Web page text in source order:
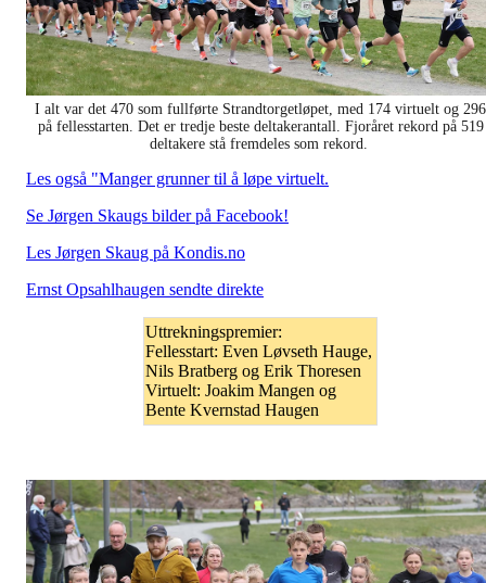
I alt var det 470 som fullførte Strandtorgetløpet, med 174 virtuelt og 296
på fellesstarten. Det er tredje beste deltakerantall. Fjoråret rekord på 519
deltakere stå fremdeles som rekord.
Les også "Manger grunner til å løpe virtuelt.
Se Jørgen Skaugs bilder på Facebook!
Les Jørgen Skaug på Kondis.no
Ernst Opsahlhaugen sendte direkte
Uttrekningspremier:
Fellesstart: Even Løvseth Hauge,
Nils Bratberg og Erik Thoresen
Virtuelt: Joakim Mangen og
Bente Kvernstad Haugen